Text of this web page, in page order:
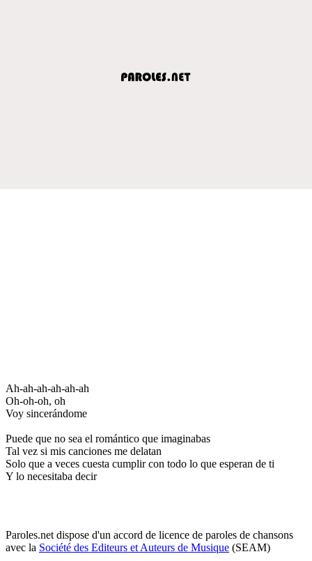
Ah-ah-ah-ah-ah-ah
Oh-oh-oh, oh
Voy sincerándome
Puede que no sea el romántico que imaginabas
Tal vez si mis canciones me delatan
Solo que a veces cuesta cumplir con todo lo que esperan de ti
Y lo necesitaba decir
Paroles.net dispose d'un accord de licence de paroles de chansons
avec la Société des Editeurs et Auteurs de Musique (SEAM)